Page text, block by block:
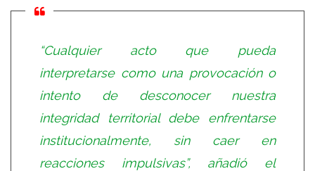
“Cualquier acto que pueda
interpretarse como una provocación o
intento de desconocer nuestra
integridad territorial debe enfrentarse
institucionalmente, sin caer en
reacciones impulsivas”, añadió el